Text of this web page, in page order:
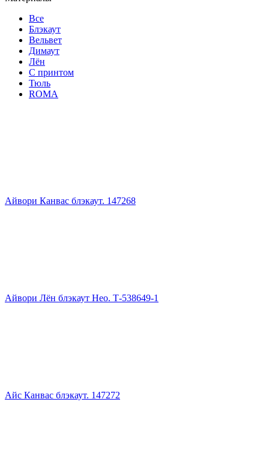
Все
Блэкаут
Вельвет
Димаут
Лён
С принтом
Тюль
ROMA
Айвори Канвас блэкаут. 147268
Айвори Лён блэкаут Нео. Т-538649-1
Айс Канвас блэкаут. 147272